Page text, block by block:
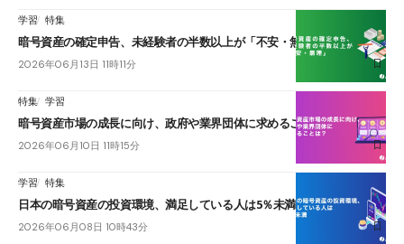
学習 特集
暗号資産の確定申告、未経験者の半数以上が「不安・無理」
2026年06月13日 11時11分
特集 学習
暗号資産市場の成長に向け、政府や業界団体に求めることは？
2026年06月10日 11時15分
学習 特集
日本の暗号資産の投資環境、満足している人は5％未満
2026年06月08日 10時43分